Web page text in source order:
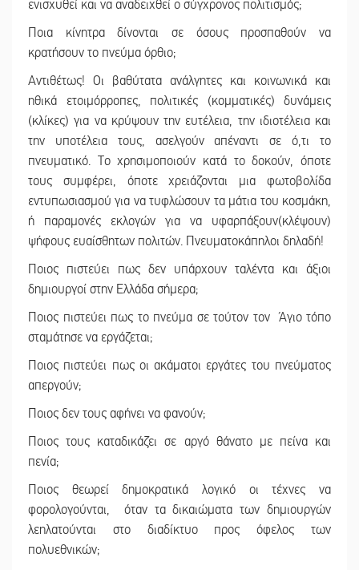
ενισχυθεί και να αναδειχθεί ο σύγχρονος πολιτισμός;
Ποια κίνητρα δίνονται σε όσους προσπαθούν να
κρατήσουν το πνεύμα όρθιο;
Αντιθέτως! Οι βαθύτατα ανάλγητες και κοινωνικά και
ηθικά ετοιμόρροπες, πολιτικές (κομματικές) δυνάμεις
(κλίκες) για να κρύψουν την ευτέλεια, την ιδιοτέλεια και
την υποτέλεια τους, ασελγούν απέναντι σε ό,τι το
πνευματικό. Το χρησιμοποιούν κατά το δοκούν, όποτε
τους συμφέρει, όποτε χρειάζονται μια φωτοβολίδα
εντυπωσιασμού για να τυφλώσουν τα μάτια του κοσμάκη,
ή παραμονές εκλογών για να υφαρπάξουν(κλέψουν)
ψήφους ευαίσθητων πολιτών. Πνευματοκάπηλοι δηλαδή!
Ποιος πιστεύει πως δεν υπάρχουν ταλέντα και άξιοι
δημιουργοί στην Ελλάδα σήμερα;
Ποιος πιστεύει πως το πνεύμα σε τούτον τον Άγιο τόπο
σταμάτησε να εργάζεται;
Ποιος πιστεύει πως οι ακάματοι εργάτες του πνεύματος
απεργούν;
Ποιος δεν τους αφήνει να φανούν;
Ποιος τους καταδικάζει σε αργό θάνατο με πείνα και
πενία;
Ποιος θεωρεί δημοκρατικά λογικό οι τέχνες να
φορολογούνται, όταν τα δικαιώματα των δημιουργών
λεηλατούνται στο διαδίκτυο προς όφελος των
πολυεθνικών;